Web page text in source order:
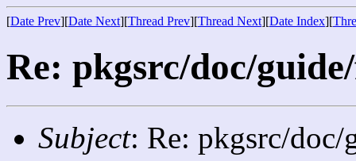
[Date Prev][Date Next][Thread Prev][Thread Next][Date Index][
Re: pkgsrc/doc/
Subject: Re: pkgsrc/